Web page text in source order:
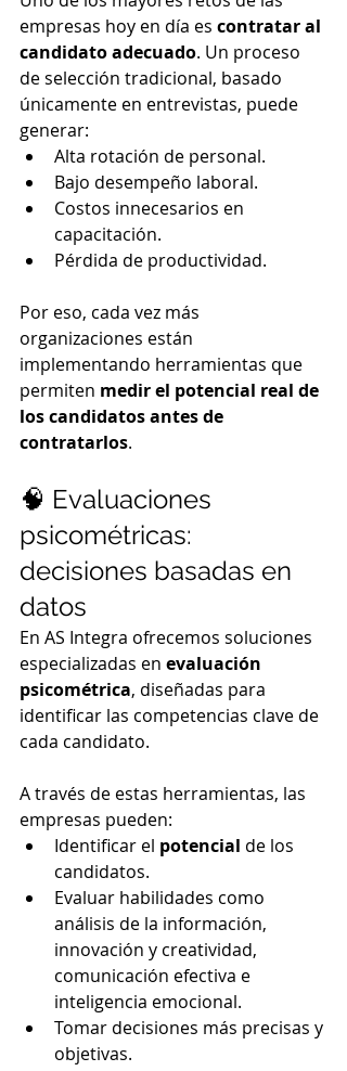
empresas hoy en día es contratar al
candidato adecuado. Un proceso
de selección tradicional, basado
únicamente en entrevistas, puede
generar:
Alta rotación de personal.
Bajo desempeño laboral.
Costos innecesarios en
capacitación.
Pérdida de productividad.
Por eso, cada vez más
organizaciones están
implementando herramientas que
permiten medir el potencial real de
los candidatos antes de
contratarlos.
🧠 Evaluaciones
psicométricas:
decisiones basadas en
datos
En AS Integra ofrecemos soluciones
especializadas en evaluación
psicométrica, diseñadas para
identificar las competencias clave de
cada candidato.
A través de estas herramientas, las
empresas pueden:
Identificar el potencial de los
candidatos.
Evaluar habilidades como
análisis de la información,
innovación y creatividad,
comunicación efectiva e
inteligencia emocional.
Tomar decisiones más precisas y
objetivas.